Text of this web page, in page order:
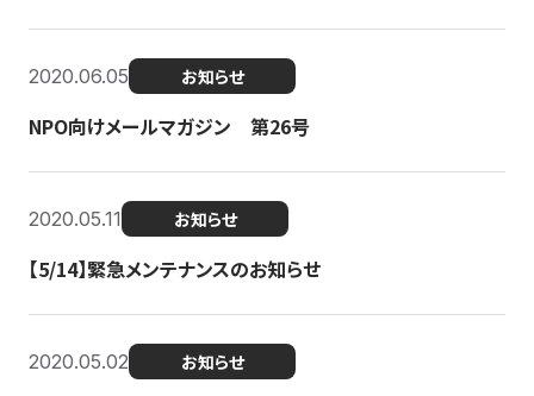
2020.06.05 お知らせ
NPO向けメールマガジン 第26号
2020.05.11 お知らせ
【5/14】緊急メンテナンスのお知らせ
2020.05.02 お知らせ